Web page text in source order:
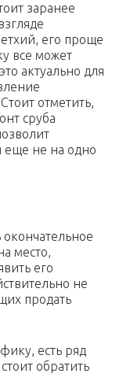
заранее
его проще
все может
актуально для
отметить,
сруба
еще не на одно
место,
его
не
продать
есть ряд
обратить